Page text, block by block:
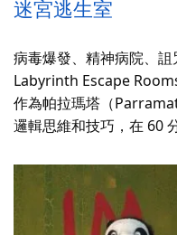
迷宮逃生室
病毒爆發、精神病院、
Labyrinth Escape
作為帕拉瑪塔（
邏輯思維和技巧，在 60